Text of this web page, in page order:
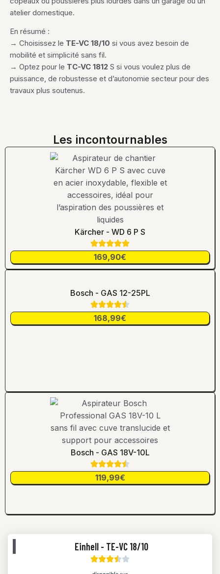
atelier domestique.
En résumé :
→ Choisissez le TE-VC 18/10 si vous avez besoin de
mobilité et simplicité sans fil.
→ Optez pour le TC-VC 1812 S si vous voulez plus de
puissance, de robustesse et d’autonomie secteur pour des
travaux plus soutenus.
Les incontournables
Kärcher - WD 6 P S
169,90€
Bosch - GAS 12-25PL
168,99€
Bosch - GAS 18V-10L
119,99€
Einhell - TE-VC 18/10